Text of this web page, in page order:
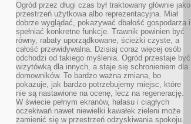
Ogród przez długi czas był traktowany głównie jako
przestrzeń użytkowa albo reprezentacyjna. Miał
dobrze wyglądać, pokazywać dbałość gospodarza i
spełniać konkretne funkcje. Trawnik powinien być
równy, rabaty uporządkowane, ścieżki czyste, a
całość przewidywalna. Dzisiaj coraz więcej osób
odchodzi od takiego myślenia. Ogród przestaje być
wizytówką dla innych, a staje się schronieniem dla
domowników. To bardzo ważna zmiana, bo
pokazuje, jak bardzo potrzebujemy miejsc, które
nie są nastawione na ocenę, lecz na regenerację.
W świecie pełnym ekranów, hałasu i ciągłych
oczekiwań nawet niewielki kawałek zieleni może
zamienić się w przestrzeń odzyskiwania spokoju.